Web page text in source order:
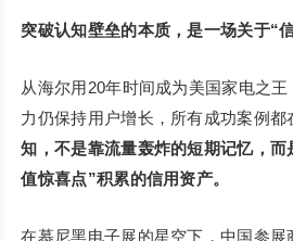
突破认知壁垒的本质，是一场关于“
从海尔用20年时间成为美国家电之
力仍保持用户增长，所有成功案例都
知，不是靠流量轰炸的短期记忆，
值惊喜点”积累的信用资产。
在慕尼黑电子展的星空下，中国参展